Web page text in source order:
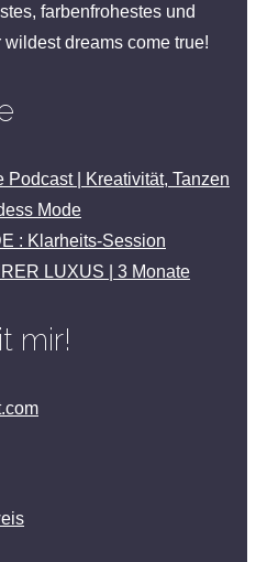
farbenfrohestes und
dreams come true!
Podcast | Kreativität, Tanzen
Mode
: Klarheits-Session
LUXUS | 3 Monate
mir!